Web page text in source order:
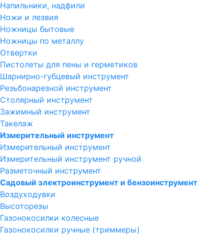
Напильники, надфили
Ножи и лезвия
Ножницы бытовые
Ножницы по металлу
Отвертки
Пистолеты для пены и герметиков
Шарнирно-губцевый инструмент
Резьбонарезной инструмент
Столярный инструмент
Зажимный инструмент
Такелаж
Измерительный инструмент
Измерительный инструмент
Измерительный инструмент ручной
Разметочный инструмент
Садовый электроинструмент и бензоинструмент
Воздуходувки
Высоторезы
Газонокосилки колесные
Газонокосилки ручные (триммеры)